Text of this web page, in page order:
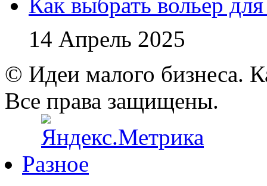
14 Апрель 2025
© Идеи малого бизнеса.
Все права защищены.
Разное